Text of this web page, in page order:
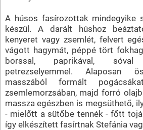
A húsos fasírozottak mindegyike
készül. A darált húshoz
kenyeret vagy zsemlét, felvert
vágott hagymát, péppé tört
borssal, paprikával,
petrezselyemmel. Alaposan
masszából formált
zsemlemorzsában, majd forró
massza egészben is megsüthető,
- mielőtt a sütőbe tennék - főtt
így elkészített fasírtnak Stefánia